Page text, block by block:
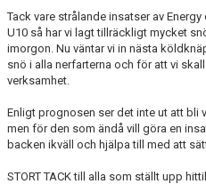
KONTAKT
TRÄNING
MASK KALENDER
BILDGALLERI
Tack vare strålande insatser av
U10 så har vi lagt tillräckligt mycket
imorgon. Nu väntar vi in nästa
snö i alla nerfarterna och för att vi
verksamhet.
Enligt prognosen ser det inte ut att bli
men för den som ändå vill göra en
backen ikväll och hjälpa till med att
STORT TACK till alla som ställt upp